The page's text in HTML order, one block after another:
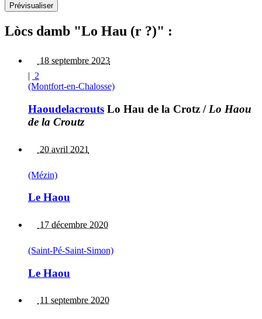
Lòcs damb "Lo Hau (r ?)" :
18 septembre 2023
| 2
(Montfort-en-Chalosse)
Haoudelacrouts Lo Hau de la Crotz / Lo Haou
de la Croutz
20 avril 2021
(Mézin)
Le Haou
17 décembre 2020
(Saint-Pé-Saint-Simon)
Le Haou
11 septembre 2020